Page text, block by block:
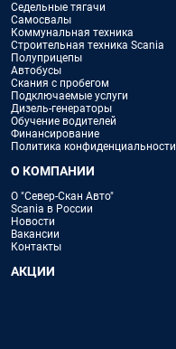
Седельные тягачи
Самосвалы
Коммунальная техника
Строительная техника Scania
Полуприцепы
Автобусы
Скания с пробегом
Подключаемые услуги
Дизель-генераторы
Обучение водителей
Финансирование
Политика конфиденциальности
О КОМПАНИИ
О "Север-Скан Авто"
Scania в России
Новости
Вакансии
Контакты
АКЦИИ